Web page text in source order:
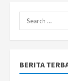
Search
for:
BERITA